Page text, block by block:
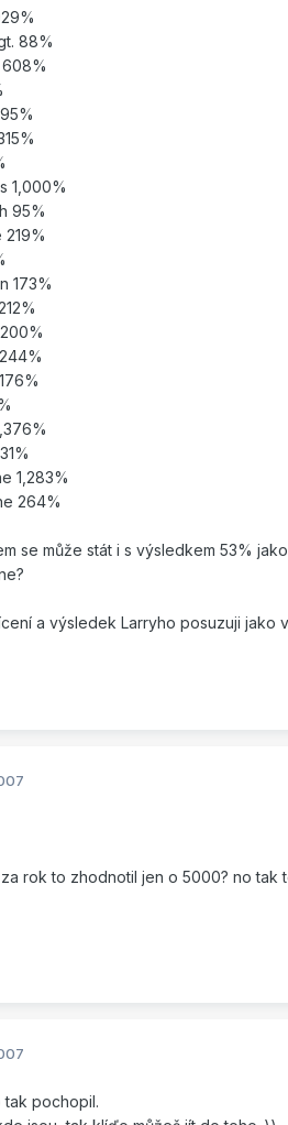
88%
1,000%
95%
219%
173%
1,283%
264%
se může stát i s výsledkem 53%
a výsledek Larryho posuzuji jako
rok to zhodnotil jen o 5000? no tak
tak pochopil.